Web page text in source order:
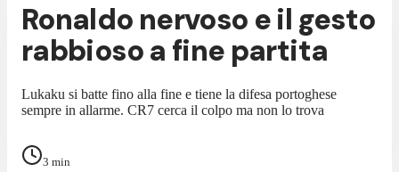
Ronaldo nervoso e il gesto
rabbioso a fine partita
Lukaku si batte fino alla fine e tiene la difesa portoghese
sempre in allarme. CR7 cerca il colpo ma non lo trova
3 min